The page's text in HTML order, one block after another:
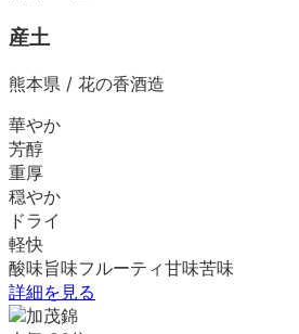
産土
熊本県 / 花の香酒造
華やか
芳醇
重厚
穏やか
ドライ
軽快
酸味旨味フルーティ甘味苦味
詳細を見る